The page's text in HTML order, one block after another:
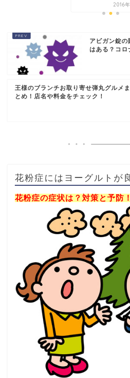
2016
アビガン錠の
はある？コロ
王様のブランチお取り寄せ弾丸グルメま
とめ！店名や料金をチェック！
花粉症にはヨーグルトが
花粉症の症状は？対策と予防